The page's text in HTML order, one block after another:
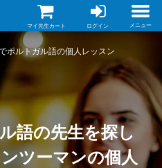
マイ先生カート ログイン メニュー
ポルトガル語の個人レッスン
語の先生を探し
ツーマンの個人